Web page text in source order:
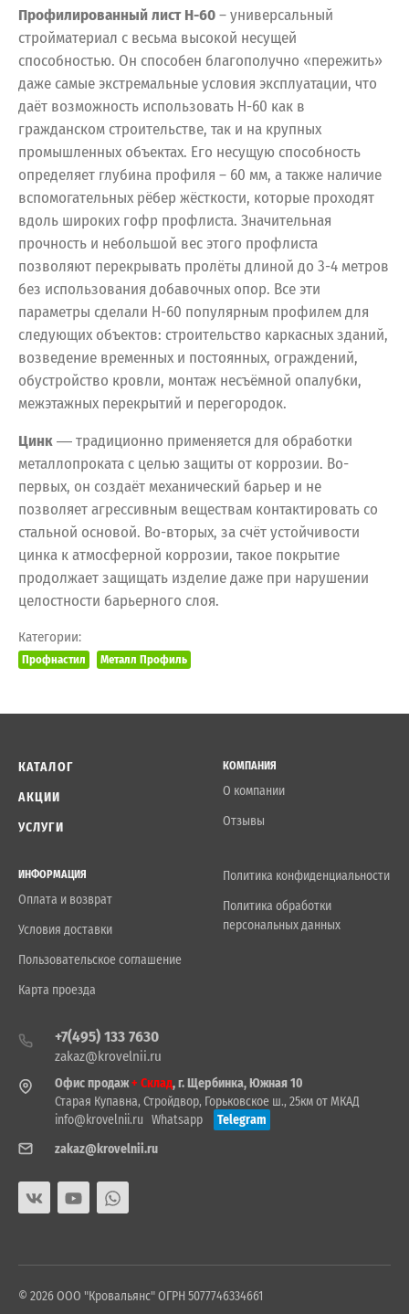
Профилированный лист Н-60– универсальный
стройматериал с весьма высокой несущей
способностью. Он способен благополучно «пережить»
даже самые экстремальные условия эксплуатации, что
даёт возможность использовать Н-60 как в
гражданском строительстве, так и на крупных
промышленных объектах. Его несущую способность
определяет глубина профиля – 60 мм, а также наличие
вспомогательных рёбер жёсткости, которые проходят
вдоль широких гофр профлиста. Значительная
прочность и небольшой вес этого профлиста
позволяют перекрывать пролёты длиной до 3-4 метров
без использования добавочных опор. Все эти
параметры сделали Н-60 популярным профилем для
следующих объектов: строительство каркасных зданий,
возведение временных и постоянных, ограждений,
обустройство кровли, монтаж несъёмной опалубки,
межэтажных перекрытий и перегородок.
Цинк― традиционно применяется для обработки
металлопроката с целью защиты от коррозии. Во-
первых, он создаёт механический барьер и не
позволяет агрессивным веществам контактировать со
стальной основой. Во-вторых, за счёт устойчивости
цинка к атмосферной коррозии, такое покрытие
продолжает защищать изделие даже при нарушении
целостности барьерного слоя.
Категории:
Профнастил Металл Профиль
КАТАЛОГ
АКЦИИ
УСЛУГИ
КОМПАНИЯ
О компании
Отзывы
ИНФОРМАЦИЯ
Оплата и возврат
Условия доставки
Пользовательское соглашение
Карта проезда
Политика конфиденциальности
Политика обработки
персональных данных
+7(495) 133 7630
zakaz@krovelnii.ru
Офис продаж+ Склад, г. Щербинка, Южная 10
Старая Купавна, Стройдвор, Горьковское ш., 25км от МКАД
info@krovelnii.ru Whatsapp
Telegram
zakaz@krovelnii.ru
© 2026 ООО "Кровальянс" ОГРН 5077746334661